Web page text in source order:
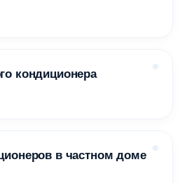
кондиционера
в частном доме